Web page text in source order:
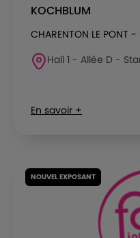
KOCHBLUM
CHARENTON LE PONT -
Hall 1 - Allée D -
En savoir +
NOUVEL EXPOSANT